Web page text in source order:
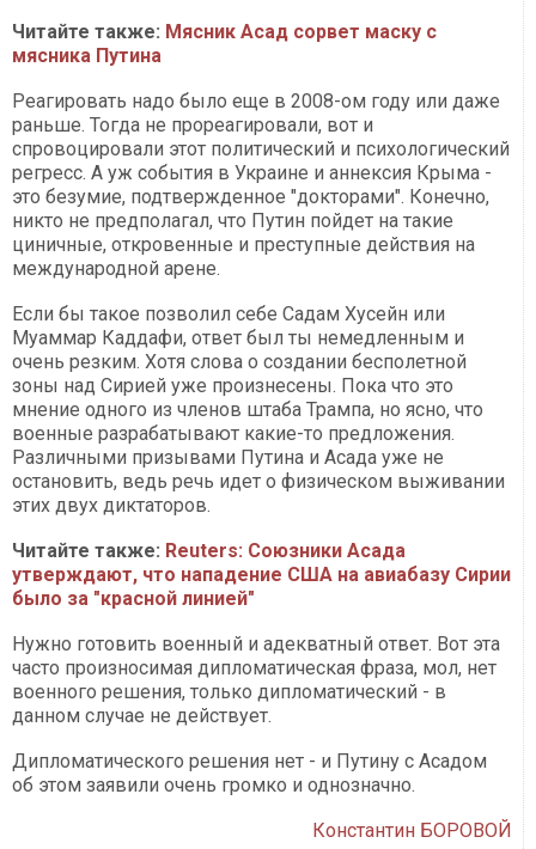
Читайте также: Мясник Асад сорвет маску с
мясника Путина
Реагировать надо было еще в 2008-ом году или даже
раньше. Тогда не прореагировали, вот и
спровоцировали этот политический и психологический
регресс. А уж события в Украине и аннексия Крыма -
это безумие, подтвержденное "докторами". Конечно,
никто не предполагал, что Путин пойдет на такие
циничные, откровенные и преступные действия на
международной арене.
Если бы такое позволил себе Садам Хусейн или
Муаммар Каддафи, ответ был ты немедленным и
очень резким. Хотя слова о создании бесполетной
зоны над Сирией уже произнесены. Пока что это
мнение одного из членов штаба Трампа, но ясно, что
военные разрабатывают какие-то предложения.
Различными призывами Путина и Асада уже не
остановить, ведь речь идет о физическом выживании
этих двух диктаторов.
Читайте также: Reuters: Союзники Асада
утверждают, что нападение США на авиабазу Сирии
было за "красной линией"
Нужно готовить военный и адекватный ответ. Вот эта
часто произносимая дипломатическая фраза, мол, нет
военного решения, только дипломатический - в
данном случае не действует.
Дипломатического решения нет - и Путину с Асадом
об этом заявили очень громко и однозначно.
Константин БОРОВОЙ